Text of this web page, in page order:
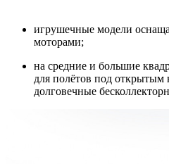
игрушечные модели
моторами;
на средние и большие
для полётов под открытым
долговечные